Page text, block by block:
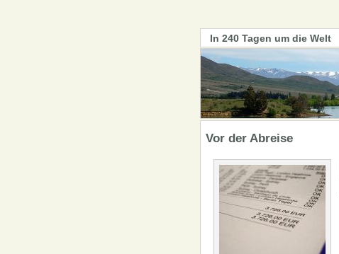
In 240 Tagen um die Welt
Vor der Abreise